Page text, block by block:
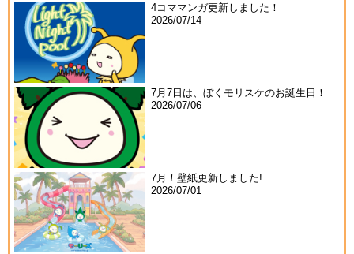
4コママンガ更新しました！
2026/07/14
7月7日は、ぼくモリスケのお誕生日！
2026/07/06
7月！壁紙更新しました!
2026/07/01